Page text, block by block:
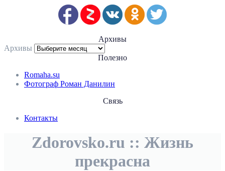
Архивы
Архивы
Полезно
Romaha.su
Фотограф Роман Данилин
Связь
Контакты
Zdorovsko.ru :: Жизнь
прекрасна